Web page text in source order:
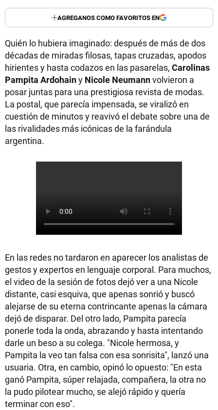
AGREGANOS COMO FAVORITOS EN
Quién lo hubiera imaginado: después de más de dos
décadas de miradas filosas, tapas cruzadas, apodos
hirientes y hasta codazos en las pasarelas, Carolinas
Pampita Ardohainy Nicole Neumannvolvieron a
posar juntas para una prestigiosa revista de modas.
La postal, que parecía impensada, se viralizó en
cuestión de minutos y reavivó el debate sobre una de
las rivalidades más icónicas de la farándula
argentina.
En las redes no tardaron en aparecer los analistas de
gestos y expertos en lenguaje corporal. Para muchos,
el video de la sesión de fotos dejó ver a una Nicole
distante, casi esquiva, que apenas sonrió y buscó
alejarse de su eterna contrincante apenas la cámara
dejó de disparar. Del otro lado, Pampita parecía
ponerle toda la onda, abrazando y hasta intentando
darle un beso a su colega. "Nicole hermosa, y
Pampita la veo tan falsa con esa sonrisita", lanzó una
usuaria. Otra, en cambio, opinó lo opuesto: "En esta
ganó Pampita, súper relajada, compañera, la otra no
la pudo pilotear mucho, se alejó rápido y quería
terminar con eso".